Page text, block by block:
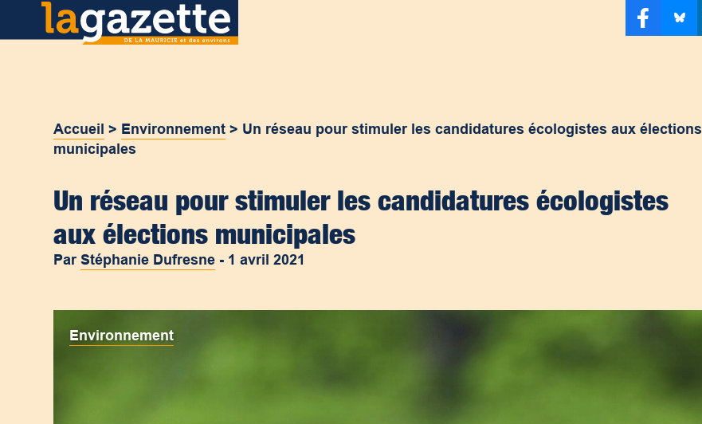
Accueil > Environnement > Un réseau pour stimuler les candidatures écologistes aux élections
municipales
Un réseau pour stimuler les candidatures écologistes
aux élections municipales
ParStéphanie Dufresne - 1 avril 2021
Environnement